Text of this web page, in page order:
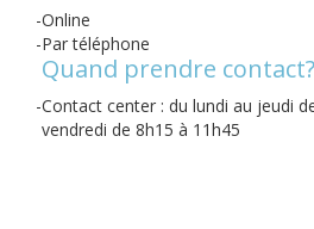
Online
Par téléphone
Quand prendre contact?
Contact center : du lundi au jeudi
vendredi de 8h15 à 11h45